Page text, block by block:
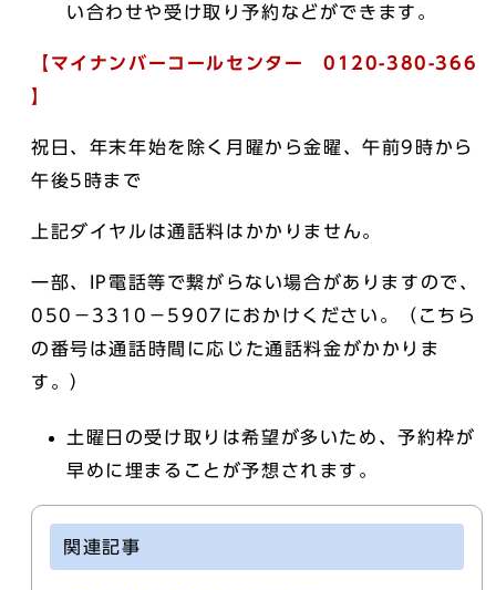
い合わせや受け取り予約などができます。
【マイナンバーコールセンター 0120-380-366
】
祝日、年末年始を除く月曜から金曜、午前9時から
午後5時まで
上記ダイヤルは通話料はかかりません。
一部、IP電話等で繋がらない場合がありますので、
050－3310－5907におかけください。（こちら
の番号は通話時間に応じた通話料金がかかりま
す。）
土曜日の受け取りは希望が多いため、予約枠が
早めに埋まることが予想されます。
関連記事